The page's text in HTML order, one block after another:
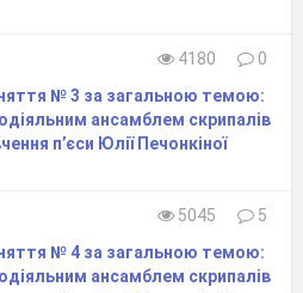
в наступному
Для того, щоб
– Абелем ряд
має сумуS, збігався в
( і мав суму S) необхідно
граничне
4180
0
№ 3 за загальною темою:
ансамблем скрипалів
п’єси Юлії Печонкіної
5045
5
№ 4 за загальною темою:
ансамблем скрипалів